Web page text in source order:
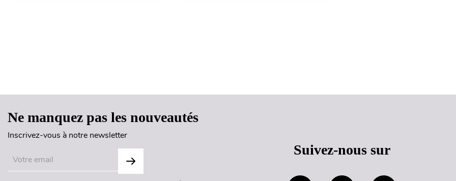
Ne manquez pas les nouveautés
Inscrivez-vous à notre newsletter
Suivez-nous sur